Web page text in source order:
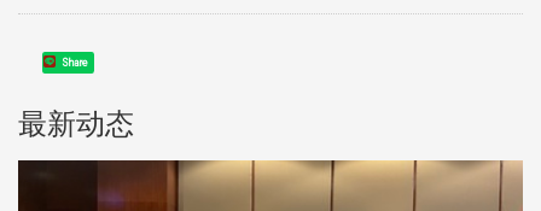
Share
最新动态